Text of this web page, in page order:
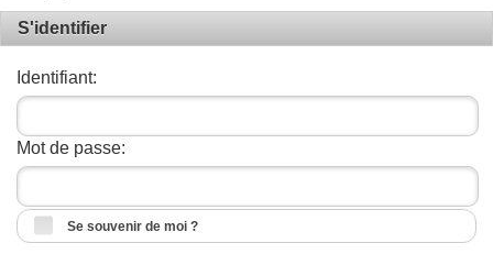
S'identifier
Identifiant:
Mot de passe:
Se souvenir de moi ?